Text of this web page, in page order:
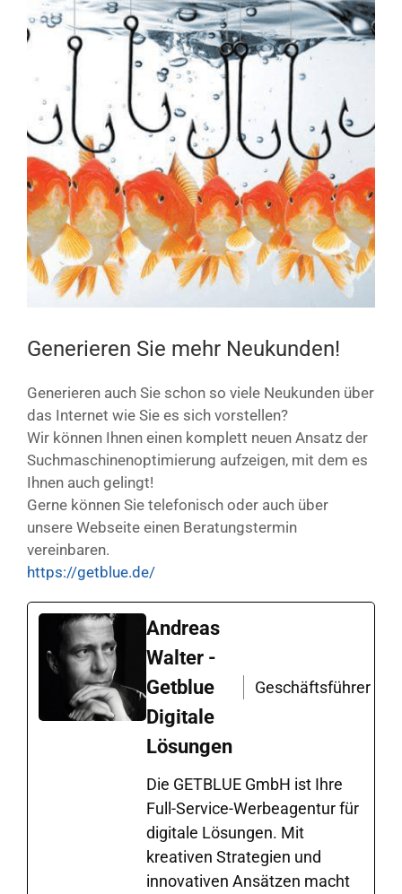
Bild
Generieren Sie mehr Neukunden!
Generieren auch Sie schon so viele Neukunden über
das Internet wie Sie es sich vorstellen?
Wir können Ihnen einen komplett neuen Ansatz der
Suchmaschinenoptimierung aufzeigen, mit dem es
Ihnen auch gelingt!
Gerne können Sie telefonisch oder auch über
unsere Webseite einen Beratungstermin
vereinbaren.
https://getblue.de/
Andreas
Walter -
Getblue
Digitale
Lösungen
Geschäftsführer
Die GETBLUE GmbH ist Ihre
Full-Service-Werbeagentur für
digitale Lösungen. Mit
kreativen Strategien und
innovativen Ansätzen macht